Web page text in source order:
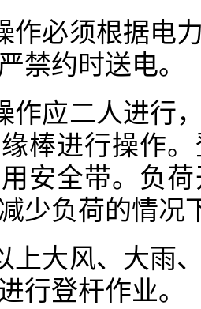
作必须根据电
禁约时送电。
作应二人进行
棒进行操作
安全带。负
少负荷的情况
上大风、大雨
行登杆作业。